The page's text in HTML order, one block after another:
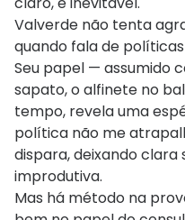
Valverde não tenta
quando fala de
Seu papel — assumido
sapato, o alfinete no
tempo, revela uma
política não me
dispara, deixando
improdutiva.
Mas há método na